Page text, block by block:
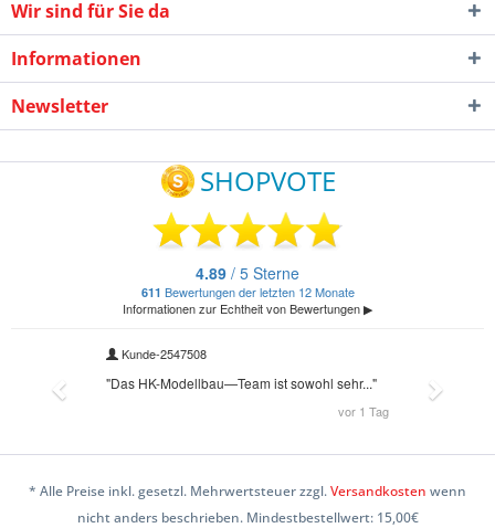
Wir sind für Sie da
Informationen
Newsletter
* Alle Preise inkl. gesetzl. Mehrwertsteuer zzgl.Versandkosten wenn
nicht anders beschrieben. Mindestbestellwert: 15,00€